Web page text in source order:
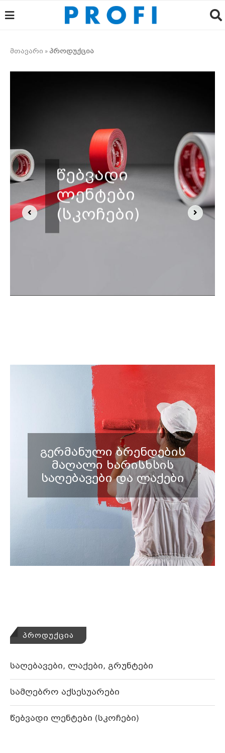
მთავარი » პროდუქცია
წებვადი
ლენტები
(სკოჩები)
ᲒᲔᲠᲛᲐᲜᲣᲚᲘ ᲑᲠᲔᲜᲓᲔᲑᲘᲡ
ᲛᲐᲦᲐᲚᲘ ᲮᲐᲠᲘᲡᲮᲡᲘᲡ
ᲡᲐᲦᲔᲑᲐᲕᲔᲑᲘ ᲓᲐ ᲚᲐᲥᲔᲑᲘ
ᲞᲠᲝᲓᲣᲥᲪᲘᲐ
საღებავები, ლაქები, გრუნტები
სამღებრო აქსესუარები
წებვადი ლენტები (სკოჩები)